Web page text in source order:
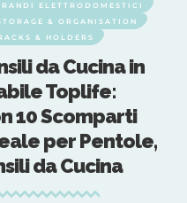
ELETTRODOMESTICI
& ORGANISATION
& HOLDERS
da Cucina in
Toplife:
10 Scomparti
per Pentole,
da Cucina